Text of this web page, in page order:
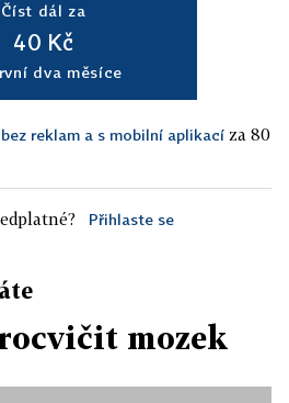
Číst dál za
40 Kč
dva měsíce
reklam a s mobilní aplikací za 80
Přihlaste se
mozek